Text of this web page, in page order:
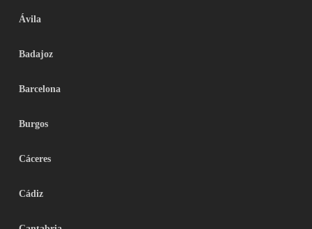
Ávila
Badajoz
Barcelona
Burgos
Cáceres
Cádiz